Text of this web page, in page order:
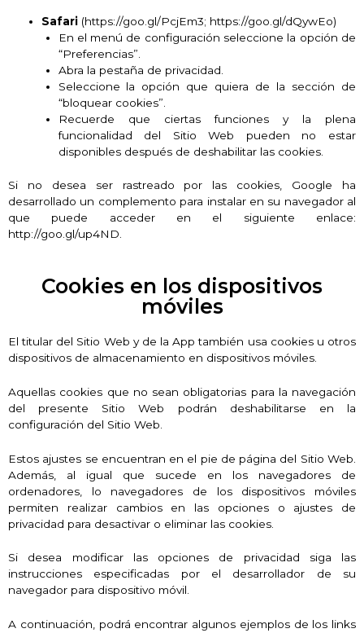
Safari (https://goo.gl/PcjEm3; https://goo.gl/dQywEo)
En el menú de configuración seleccione la opción de
“Preferencias”.
Abra la pestaña de privacidad.
Seleccione la opción que quiera de la sección de
“bloquear cookies”.
Recuerde que ciertas funciones y la plena
funcionalidad del Sitio Web pueden no estar
disponibles después de deshabilitar las cookies.
Si no desea ser rastreado por las cookies, Google ha
desarrollado un complemento para instalar en su navegador al
que puede acceder en el siguiente enlace:
http://goo.gl/up4ND.
Cookies en los dispositivos
móviles
El titular del Sitio Web y de la App también usa cookies u otros
dispositivos de almacenamiento en dispositivos móviles.
Aquellas cookies que no sean obligatorias para la navegación
del presente Sitio Web podrán deshabilitarse en la
configuración del Sitio Web.
Estos ajustes se encuentran en el pie de página del Sitio Web.
Además, al igual que sucede en los navegadores de
ordenadores, lo navegadores de los dispositivos móviles
permiten realizar cambios en las opciones o ajustes de
privacidad para desactivar o eliminar las cookies.
Si desea modificar las opciones de privacidad siga las
instrucciones especificadas por el desarrollador de su
navegador para dispositivo móvil.
A continuación, podrá encontrar algunos ejemplos de los links